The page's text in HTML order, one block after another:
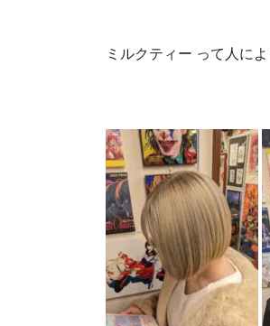
ミルクティー って人に